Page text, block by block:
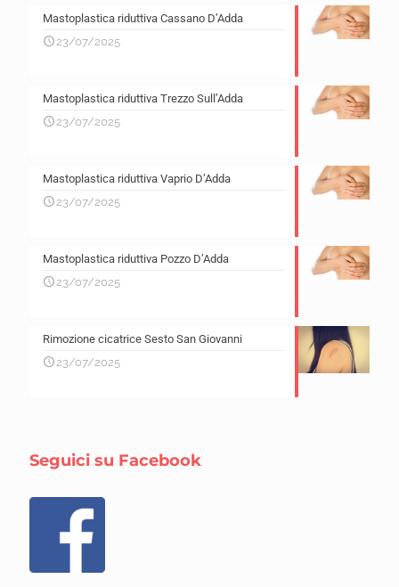
Mastoplastica riduttiva Cassano D’Adda
23/07/2025
Mastoplastica riduttiva Trezzo Sull’Adda
23/07/2025
Mastoplastica riduttiva Vaprio D’Adda
23/07/2025
Mastoplastica riduttiva Pozzo D’Adda
23/07/2025
Rimozione cicatrice Sesto San Giovanni
23/07/2025
Seguici su Facebook